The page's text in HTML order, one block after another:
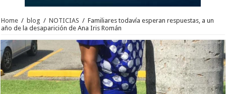
Home / blog / NOTICIAS / Familiares todavía esperan respuestas, a un
año de la desaparición de Ana Iris Román